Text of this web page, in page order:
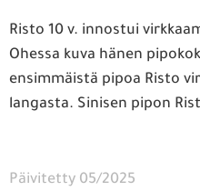
Risto 10 v. innostui
Ohessa kuva hänen
ensimmäistä pipoa Risto
langasta. Sinisen pipon
Päivitetty 05/2025